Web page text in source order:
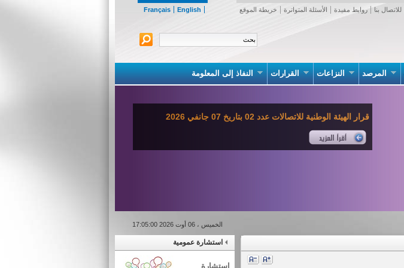
Français English للاتصال بنا روابط مفيدة الأسئلة المتواترة خريطة الموقع
المرصد النزاعات القرارات النفاذ إلى المعلومة
قرار الهيئة الوطنية للاتصالات عدد 02 بتاريخ 07 جانفي 2026
الخميس ، 06 أوت 2026 17:05:00
استشارة عمومية
استشارة